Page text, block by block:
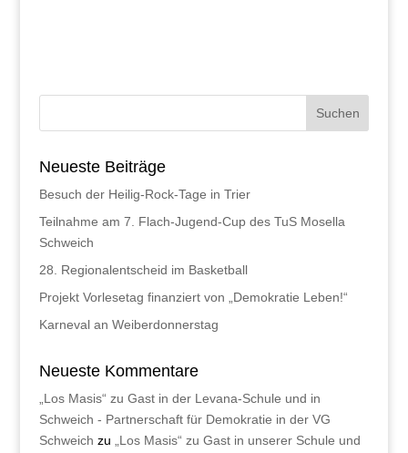
Neueste Beiträge
Besuch der Heilig-Rock-Tage in Trier
Teilnahme am 7. Flach-Jugend-Cup des TuS Mosella
Schweich
28. Regionalentscheid im Basketball
Projekt Vorlesetag finanziert von „Demokratie Leben!“
Karneval an Weiberdonnerstag
Neueste Kommentare
„Los Masis“ zu Gast in der Levana-Schule und in
Schweich - Partnerschaft für Demokratie in der VG
Schweich zu
„Los Masis“ zu Gast in unserer Schule und